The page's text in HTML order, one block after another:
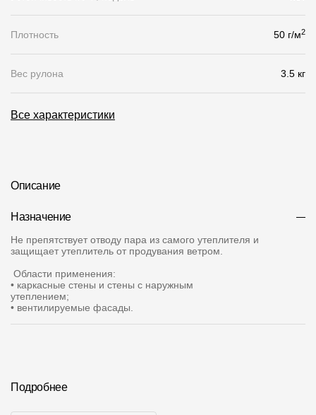
Фото объектов
Калькулятор
Компания
Контроль качества кровли
Плотность 50 г/м2
Вес рулона 3.5 кг
Все характеристики
Описание
Назначение
Не препятствует отводу пара из самого утеплителя и
защищает утеплитель от продувания ветром.
Области применения:
• каркасные стены и стены с наружным
утеплением;
• вентилируемые фасады.
Подробнее